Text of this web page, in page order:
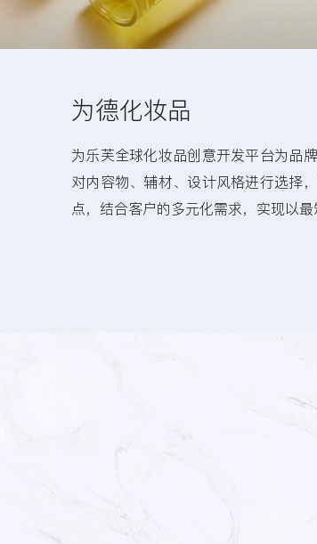
为德化妆品
为乐芙全球化妆品创意开发平台为品
对内容物、辅材、设计风格进行选择
点，结合客户的多元化需求，实现以最